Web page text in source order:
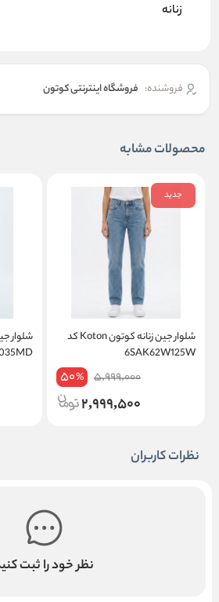
زنانه
فروشنده: فروشگاه اینترنتی کوتون
محصولات مشابه
جدید
شلوار جین زنانه کوتون Koton کد
6SAK62W125W
5,999,000
50%
2,999,500
نظرات کاربران
نظر خود را ثبت